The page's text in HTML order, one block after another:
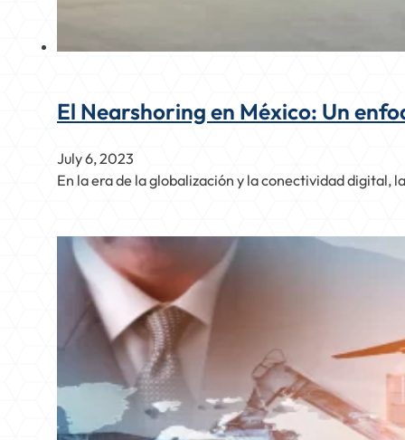
El Nearshoring en México: Un
July 6, 2023
En la era de la globalización y la conectividad digital,